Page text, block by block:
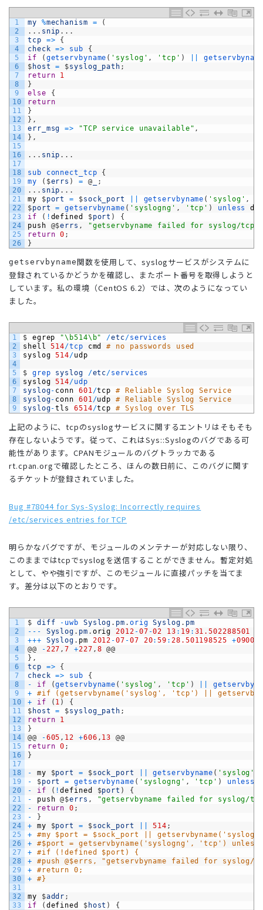
1
2
3
4
5
6
7
8
9
10
11
12
13
14
15
16
17
18
19
20
21
22
23
24
25
26
my %mechanism =
(
. . . snip . . .
tcp
=>
{
check
=> sub
{
if
( getservbyname ( 'syslog' , 'tcp' )
$ host = $syslog_path ;
return
1
}
else
{
return
}
} ,
err_msg
=> "TCP service unavailable" ,
} ,
. . . snip . . .
sub connect_tcp
{
my
( $errs ) = @
;
. . . snip . . .
my
$port = $sock_port getservbyname ( 'syslog' ,
$port = getservbyname ( 'syslogng' , 'tcp' ) unless
if
( ! defined $port )
{
push
@$errs ,
"getservbyname failed for syslog/tcp
return 0 ;
}
getservbyname関数を使用して、syslogサービスがシステムに
登録されているかどうかを確認し、またポート番号を取得しようと
しています。私の環境（CentOS 6.2）では、次のようになってい
ました。
1
2
3
4
5
6
7
8
9
$ egrep "\b514\b" /etc/services
shell
514/tcp cmd
# no passwords used
syslog 514/udp
$ grep syslog /etc/services
syslog 514/udp
syslog- conn 601 /tcp
# Reliable Syslog Service
syslog- conn 601 /udp
# Reliable Syslog Service
syslog-tls 6514/tcp # Syslog over TLS
上記のように、tcpのsyslogサービスに関するエントリはそもそも
存在しないようです。従って、これはSys::Syslogのバグである可
能性があります。CPANモジュールのバグトラッカである
rt.cpan.orgで確認したところ、ほんの数日前に、このバグに関す
るチケットが登録されていました。
Bug #78044 for Sys-Syslog: Incorrectly requires
/etc/services entries for TCP
明らかなバグですが、モジュールのメンテナーが対応しない限り、
このままではtcpでsyslogを送信することができません。暫定対処
として、やや強引ですが、このモジュールに直接パッチを当てま
す。差分は以下のとおりです。
1
2
3
4
5
6
7
8
9
10
11
12
13
14
15
16
17
18
19
20
21
22
23
24
25
26
27
28
29
30
31
32
33
$ diff - uwb Syslog . pm . orig Syslog . pm
-- - Syslog . pm . orig 2012 -07 -02 13 : 19 : 31.502288501
+++ Syslog . pm 2012 -07 -07 20:59 : 28.501198525 +0900
@@ - 227 ,7 +227 , 8 @@
} ,
tcp
=>
{
check
=> sub
{
-
if (getservbyname ( 'syslog' , 'tcp' )
+
#if (getservbyname('syslog', 'tcp') ||
+
if ( 1 )
{
$ host = $syslog_path ;
return
1
}
@@ -605 , 12 +606 , 13 @@
return 0 ;
}
- my $port = $sock_port getservbyname ( 'syslog'
-
$port = getservbyname ( 'syslogng' , 'tcp' ) unless
-
if ( !defined $port )
{
-
push @$errs ,
"getservbyname failed for syslog/
-
return 0 ;
-
}
+
my $port = $sock_port 514 ;
+
#my $port = $sock_port ||
+
#$port = getservbyname('syslogng', 'tcp')
+
#if (!defined $port) {
+
#push @$errs, "getservbyname failed for syslog/
+
#return 0;
+
#}
my $addr ;
if
( defined $ host ) {